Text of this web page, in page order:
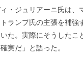
・ジュリアーニ氏は
ランプ氏の主張を補強
た。実際にそうした
実だ」と語った。